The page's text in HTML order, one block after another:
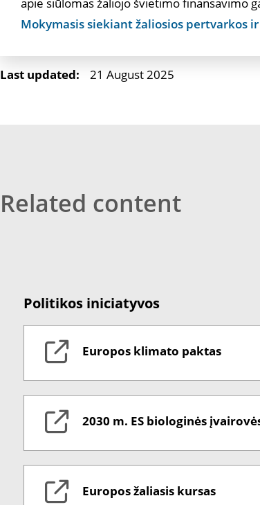
Mokymasis siekiant žaliosios pertvarkos
Last updated: 21 August 2025
Related content
Politikos iniciatyvos
Europos klimato paktas
2030 m. ES biologinės
Europos žaliasis kursas